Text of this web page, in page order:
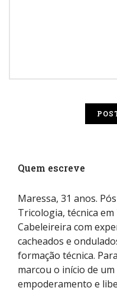
Quem escreve
Maressa, 31 anos.
Tricologia, técnica
Cabeleireira com
cacheados e
formação técnica.
marcou o início de
empoderamento e